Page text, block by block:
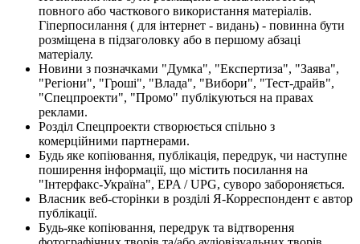
повного або часткового використання матеріалів.
Гіперпосилання ( для інтернет - видань) - повинна бути
розміщена в підзаголовку або в першому абзаці
матеріалу.
Новини з позначками "Думка", "Експертиза", "Заява",
"Регіони", "Гроші", "Влада", "Вибори", "Тест-драйв",
"Спецпроекти", "Промо" публікуються на правах
реклами.
Розділ Спецпроекти створюється спільно з
комерційними партнерами.
Будь яке копіювання, публікація, передрук, чи наступне
поширення інформації, що містить посилання на
"Інтерфакс-Україна", EPA / UPG, суворо забороняється.
Власник веб-сторінки в розділі Я-Корреспондент є автор
публікації.
Будь-яке копіювання, передрук та відтворення